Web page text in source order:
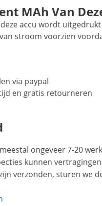
MAh Van
accu wordt
stroom voorzien
via paypal
en gratis retourneren
ongeveer 7-20
kunnen
verzonden, sturen we